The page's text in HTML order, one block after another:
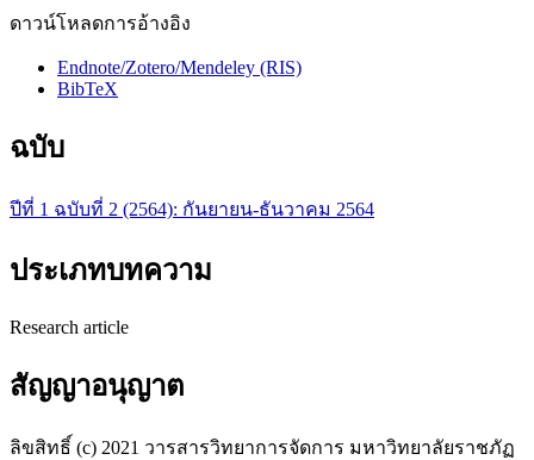
ดาวน์โหลดการอ้างอิง
Endnote/Zotero/Mendeley (RIS)
BibTeX
ฉบับ
ปีที่ 1 ฉบับที่ 2 (2564): กันยายน-ธันวาคม 2564
ประเภทบทความ
Research article
สัญญาอนุญาต
ลิขสิทธิ์ (c) 2021 วารสารวิทยาการจัดการ มหาวิทยาลัยราชภัฏ